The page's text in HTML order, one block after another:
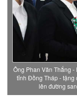
Ông Phan Văn Thắng
tỉnh Đồng Tháp - tặng
lên đường